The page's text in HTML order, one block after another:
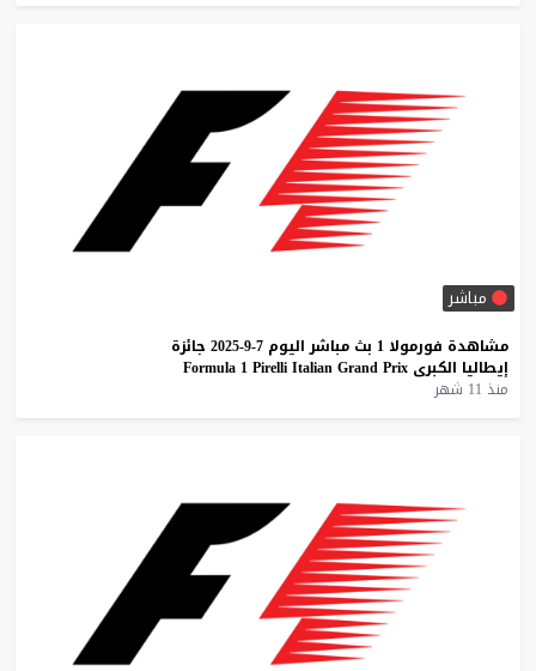
مباشر
مشاهدة فورمولا 1 بث مباشر اليوم 7-9-2025
جائزة
إيطاليا الكبرى Formula 1 Pirelli Italian Grand Prix
منذ 11 شهر